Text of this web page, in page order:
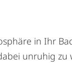
in Ihr
unruhig